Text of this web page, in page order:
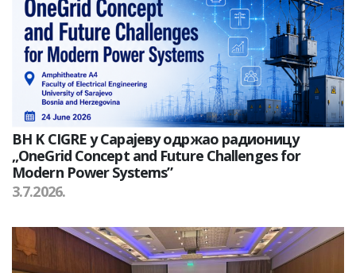
BH K CIGRE у Сарајеву одржао радионицу
„OneGrid Concept and Future Challenges for
Modern Power Systems”
3.7.2026.